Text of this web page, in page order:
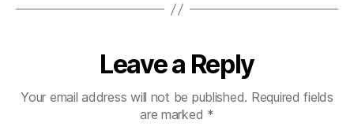
Leave a Reply
Your email address will not be published. Required fields
are marked *